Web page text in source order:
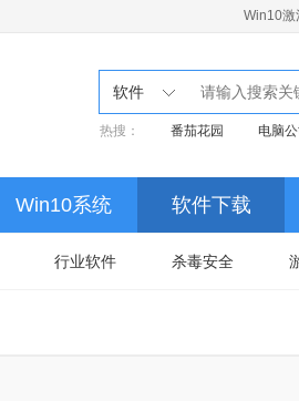
Win10激
软件
热搜： 番茄花园 电脑公
Win10系统 软件下载
行业软件 杀毒安全